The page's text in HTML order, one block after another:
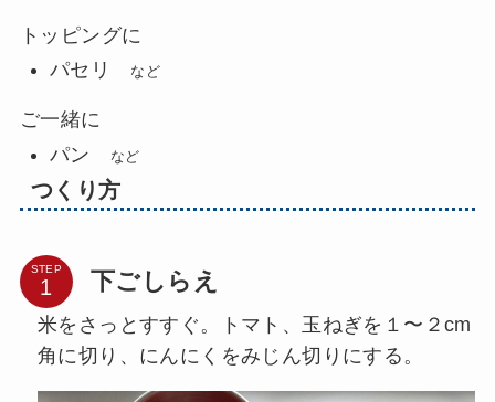
トッピングに
パセリ
など
ご一緒に
パン
など
つくり方
STEP 下ごしらえ
米をさっとすすぐ。トマト、玉ねぎを１〜２cm
角に切り、にんにくをみじん切りにする。